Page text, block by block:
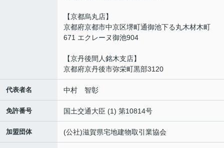
【京都烏丸店】
京都府京都市中京区堺町通御池下る丸木材木町
671 エクレーヌ御池904
【京丹後間人銘木支店】
京都府京丹後市弥栄町黒部3120
代表者名 中村 智彰
免許番号 国土交通大臣 (1) 第10814号
加盟団体 (公社)滋賀県宅地建物取引業協会